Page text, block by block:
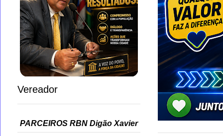
Vereador
PARCEIROS RBN Digão Xavier